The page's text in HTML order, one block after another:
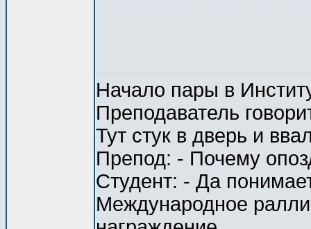
Начало пары в
Преподаватель
Тут стук в дверь и
Препод: - Почему
Студент: - Да
Международное